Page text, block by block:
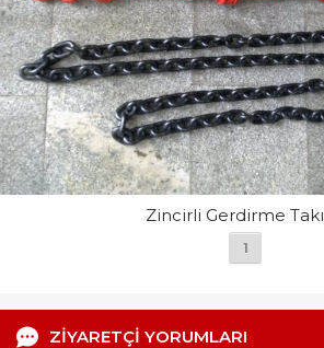
Zincirli Gerdirme
1
ZİYARETÇİ YORUMLARI